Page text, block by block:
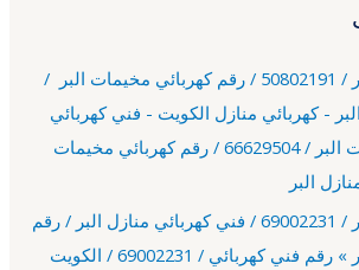
كهربائي مخيمات البر / 50802191 / رقم كهربائي مخيمات البر /
- كهربائي منازل الكويت - فني كهربائي
كهربائي مخيمات البر / 66629504 / رقم كهربائي مخيمات
البر
كهربائي مخيمات البر / 69002231 / فني كهربائي منازل البر / رقم
كهربائي / 69002231 / الكويت